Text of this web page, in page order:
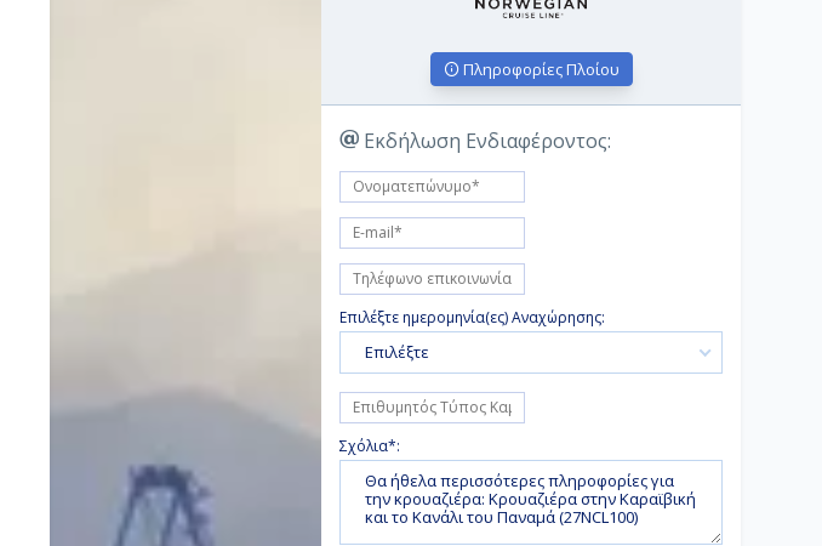
Πληροφορίες Πλοίου
Εκδήλωση Ενδιαφέροντος:
Επιλέξτε ημερομηνία(ες) Αναχώρησης:
Επιλέξτε
Σχόλια*: